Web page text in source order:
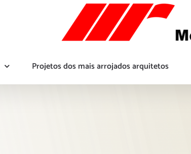
Projetos dos mais arrojados arquitetos